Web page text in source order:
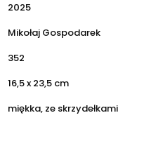
2025
Mikołaj Gospodarek
352
16,5 x 23,5 cm
miękka, ze skrzydełkami